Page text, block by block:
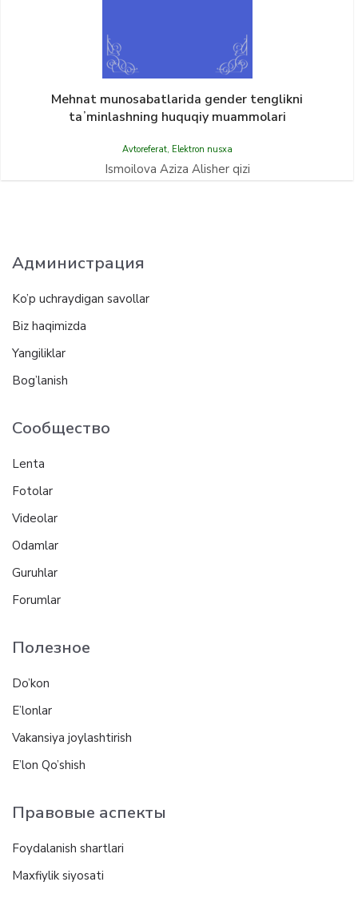
Mehnat munosabatlarida gender tenglikni
taʼminlashning huquqiy muammolari
Avtoreferat, Elektron nusxa
Ismoilova Aziza Alisher qizi
Администрация
Ko’p uchraydigan savollar
Biz haqimizda
Yangiliklar
Bog’lanish
Сообщество
Lenta
Fotolar
Videolar
Odamlar
Guruhlar
Forumlar
Полезное
Do’kon
E’lonlar
Vakansiya joylashtirish
E’lon Qo’shish
Правовые аспекты
Foydalanish shartlari
Maxfiylik siyosati